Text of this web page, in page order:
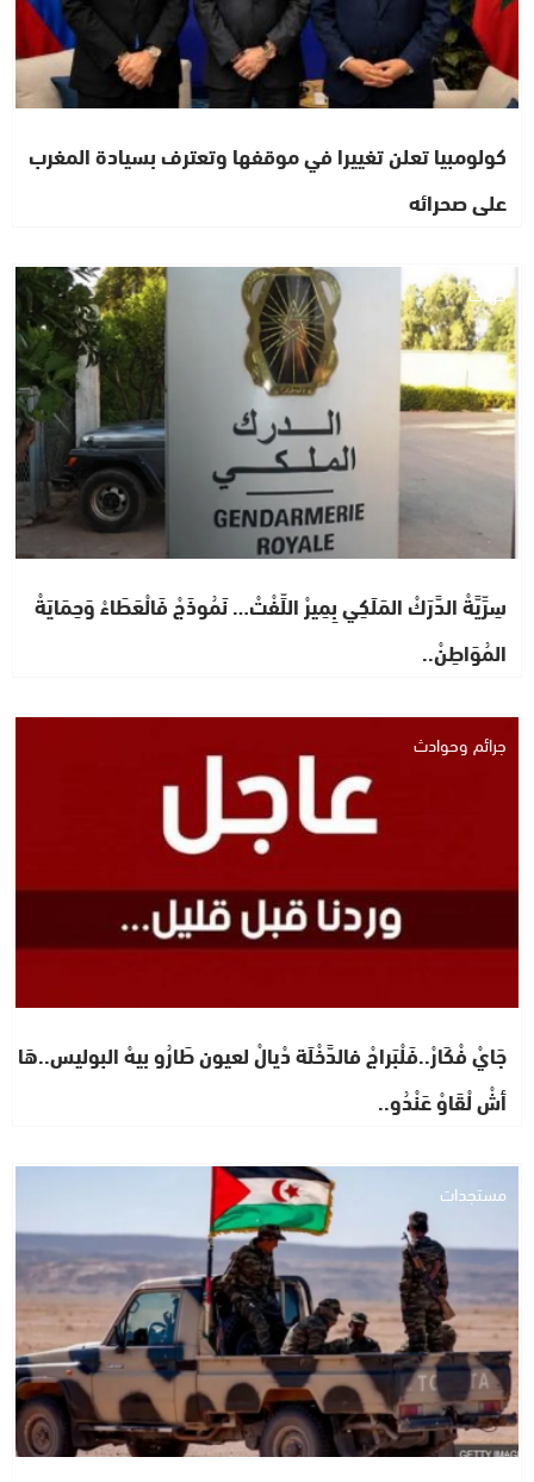
كولومبيا تعلن تغييرا في موقفها وتعترف بسيادة المغرب
على صحرائه
جهات
سِرِّيَّةْ الدَّرَكْ المَلَكِي بِمِيرْ اللِّفْتْ… نَمُوذَجْ فَالْعَطَاءْ وَحِمَايَةْ
المُوَاطِنْ..
جرائم وحوادث
جَايْ فْكَارْ..فَلْبَراجْ فالدَّخْلَة دْيالْ لعيون طَارُو بيهْ البوليس..هَا
أشْ لْقَاوْ عَنْدُو..
مستجدات